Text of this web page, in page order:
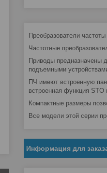
Преобразователи
Частотные
Приводы предназначены
подъемными
ПЧ имеют встроенную
встроенная функция STO
Компактные размеры
Все модели этой серии
Информация для